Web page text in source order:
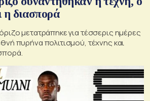
η διασπορά
μετατράπηκε για τέσσερις ημέρες
πυρήνα πολιτισμού, τέχνης και